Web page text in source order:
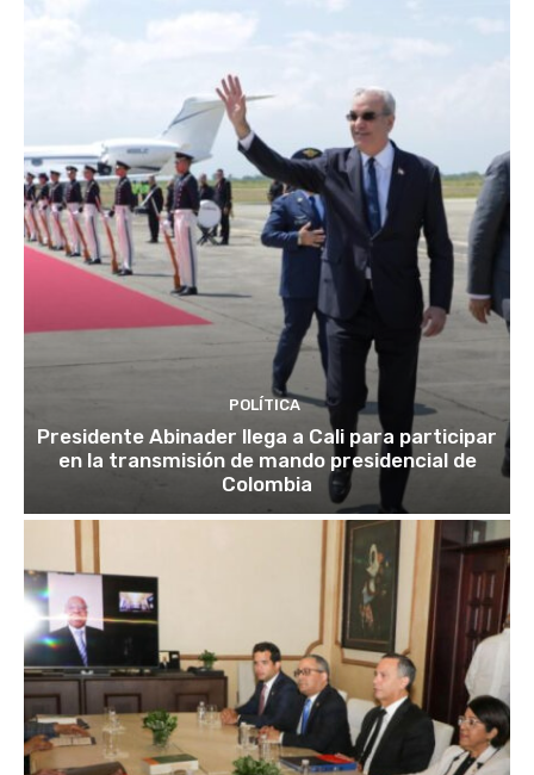
POLÍTICA
Presidente Abinader llega a Cali para participar
en la transmisión de mando presidencial de
Colombia